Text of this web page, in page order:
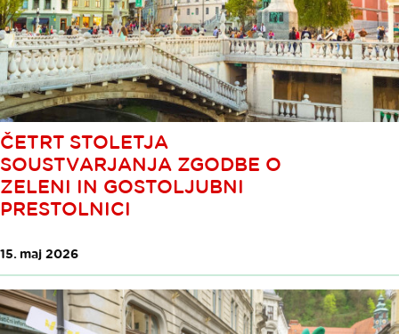
ČETRT STOLETJA
SOUSTVARJANJA ZGODBE O
ZELENI IN GOSTOLJUBNI
PRESTOLNICI
15. maj 2026